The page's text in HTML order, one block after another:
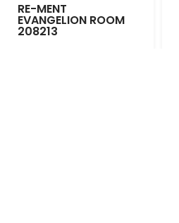
RE-MENT
EVANGELION ROOM
208213